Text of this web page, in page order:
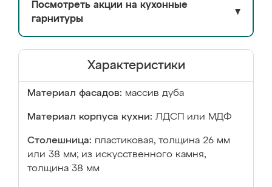
Посмотреть акции на кухонные
гарнитуры
▼
Характеристики
Материал фасадов: массив дуба
Материал корпуса кухни: ЛДСП или МДФ
Столешница: пластиковая, толщина 26 мм
или 38 мм; из искусственного камня,
толщина 38 мм